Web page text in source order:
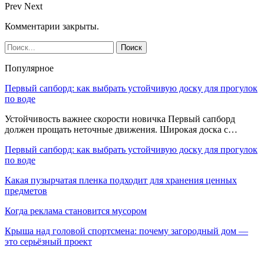
Prev Next
Комментарии закрыты.
Популярное
Первый сапборд: как выбрать устойчивую доску для прогулок
по воде
Устойчивость важнее скорости новичка Первый сапборд
должен прощать неточные движения. Широкая доска с…
Первый сапборд: как выбрать устойчивую доску для прогулок
по воде
Какая пузырчатая пленка подходит для хранения ценных
предметов
Когда реклама становится мусором
Крыша над головой спортсмена: почему загородный дом —
это серьёзный проект